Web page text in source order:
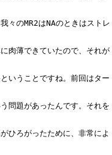
々のMR2はNAのときはストレ
肉薄できていたので、それが
いうことですね。前回はター
問題があったんです。それを
ひろがったために、非常によ